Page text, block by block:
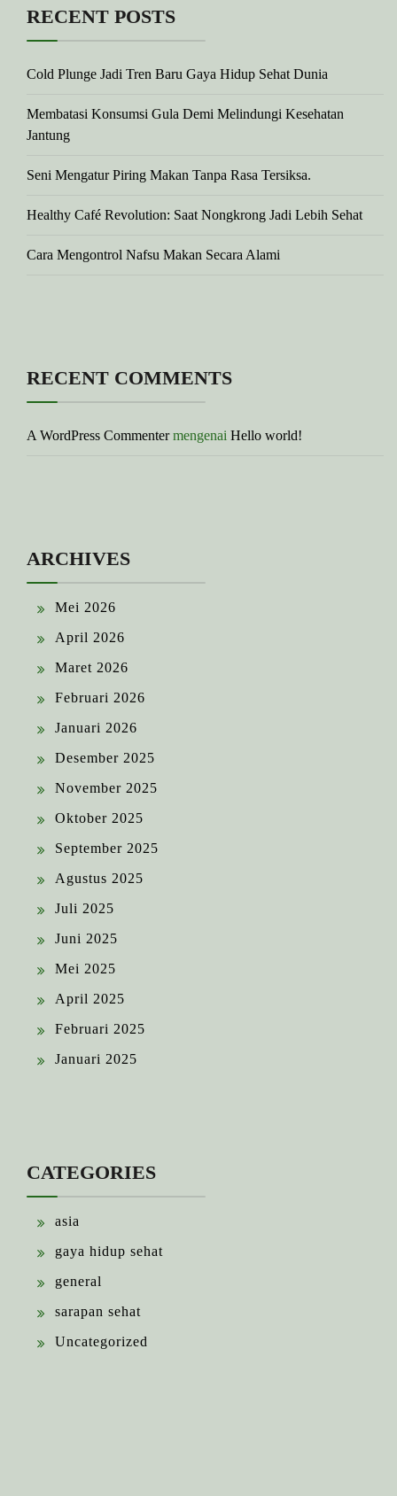
RECENT POSTS
Cold Plunge Jadi Tren Baru Gaya Hidup Sehat Dunia
Membatasi Konsumsi Gula Demi Melindungi Kesehatan
Jantung
Seni Mengatur Piring Makan Tanpa Rasa Tersiksa.
Healthy Café Revolution: Saat Nongkrong Jadi Lebih Sehat
Cara Mengontrol Nafsu Makan Secara Alami
RECENT COMMENTS
A WordPress Commentermengenai Hello world!
ARCHIVES
Mei 2026
April 2026
Maret 2026
Februari 2026
Januari 2026
Desember 2025
November 2025
Oktober 2025
September 2025
Agustus 2025
Juli 2025
Juni 2025
Mei 2025
April 2025
Februari 2025
Januari 2025
CATEGORIES
asia
gaya hidup sehat
general
sarapan sehat
Uncategorized